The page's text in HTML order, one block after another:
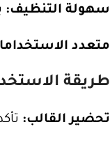
سهولة التنظيف:
متعدد
طريقة
تحضير القالب: